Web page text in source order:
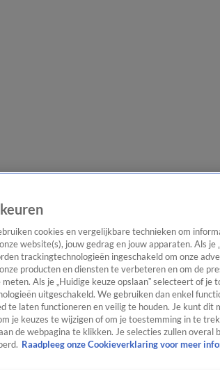
cookies en vergelijkbare technieken om
website(s), jouw gedrag en jouw apparaten. Als je
trackingtechnologieën ingeschakeld om onze
producten en diensten te verbeteren en om de
Als je „Huidige keuze opslaan” selecteert of je
uitgeschakeld. We gebruiken dan enkel
te laten functioneren en veilig te houden. Je kunt dit
je keuzes te wijzigen of om je toestemming in te
de webpagina te klikken. Je selecties zullen overal
Raadpleeg onze Cookieverklaring voor meer